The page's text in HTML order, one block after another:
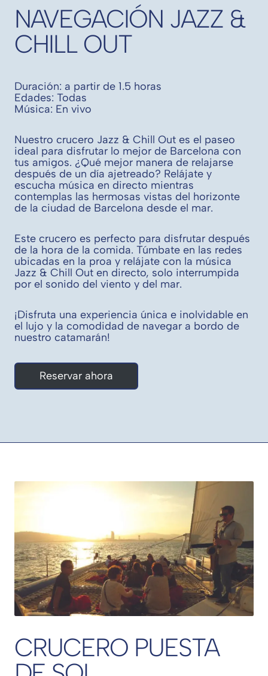
NAVEGACIÓN JAZZ &
CHILL OUT
Duración: a partir de 1.5 horas
Edades: Todas
Música: En vivo
Nuestro crucero Jazz & Chill Out es el paseo
ideal para disfrutar lo mejor de Barcelona con
tus amigos. ¿Qué mejor manera de relajarse
después de un día ajetreado? Relájate y
escucha música en directo mientras
contemplas las hermosas vistas del horizonte
de la ciudad de Barcelona desde el mar.
Este crucero es perfecto para disfrutar después
de la hora de la comida. Túmbate en las redes
ubicadas en la proa y relájate con la música
Jazz & Chill Out en directo, solo interrumpida
por el sonido del viento y del mar.
¡Disfruta una experiencia única e inolvidable en
el lujo y la comodidad de navegar a bordo de
nuestro catamarán!
Reservar ahora
CRUCERO PUESTA